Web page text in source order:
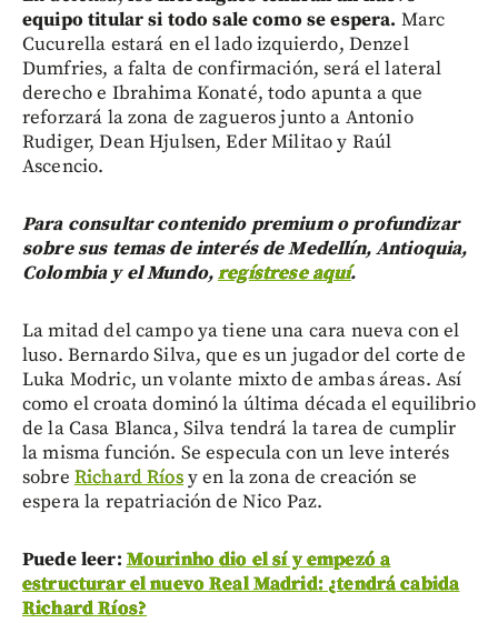
equipo titular si todo sale como se espera. Marc
Cucurella estará en el lado izquierdo, Denzel
Dumfries, a falta de confirmación, será el lateral
derecho e Ibrahima Konaté, todo apunta a que
reforzará la zona de zagueros junto a Antonio
Rudiger, Dean Hjulsen, Eder Militao y Raúl
Ascencio.
Para consultar contenido premium o profundizar
sobre sus temas de interés de Medellín, Antioquia,
Colombia y el Mundo,regístrese aquí.
La mitad del campo ya tiene una cara nueva con el
luso. Bernardo Silva, que es un jugador del corte de
Luka Modric, un volante mixto de ambas áreas. Así
como el croata dominó la última década el equilibrio
de la Casa Blanca, Silva tendrá la tarea de cumplir
la misma función. Se especula con un leve interés
sobre Richard Ríosy en la zona de creación se
espera la repatriación de Nico Paz.
Puede leer: Mourinho dio el sí y empezó a
estructurar el nuevo Real Madrid: ¿tendrá cabida
Richard Ríos?